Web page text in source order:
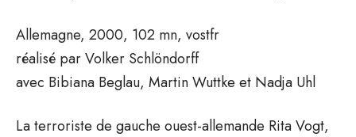
Allemagne, 2000, 102 mn, vostfr
réalisé par Volker Schlöndorff
avec Bibiana Beglau, Martin Wuttke et Nadja Uhl
La terroriste de gauche ouest-allemande Rita Vogt,